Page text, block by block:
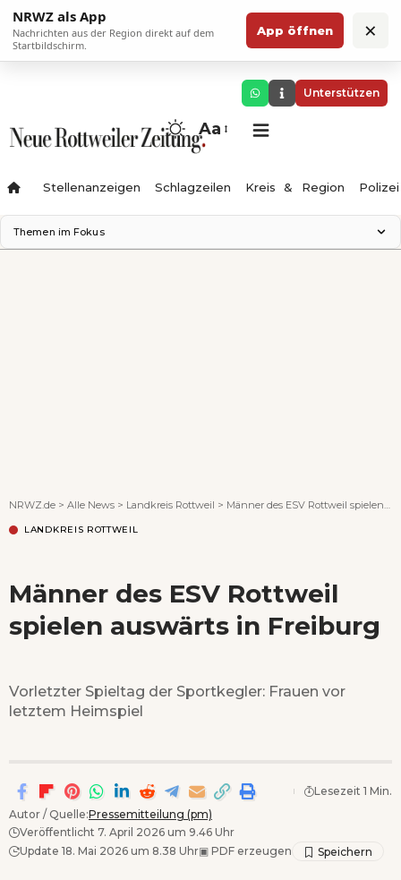
NRWZ als App
Nachrichten aus der Region direkt auf dem
Startbildschirm.
App öffnen ×
Unterstützen
Aa
Stellenanzeigen Schlagzeilen Kreis & Region Polizei
Themen im Fokus
NRWZ.de > Alle News > Landkreis Rottweil > Männer des ESV Rottweil spielen auswärts in Freiburg
LANDKREIS ROTTWEIL
Männer des ESV Rottweil
spielen auswärts in Freiburg
Vorletzter Spieltag der Sportkegler: Frauen vor
letztem Heimspiel
Autor / Quelle:Pressemitteilung (pm)
Veröffentlicht 7. April 2026 um 9.46 Uhr
Update 18. Mai 2026 um 8.38 Uhr▣ PDF erzeugen
Lesezeit 1 Min.